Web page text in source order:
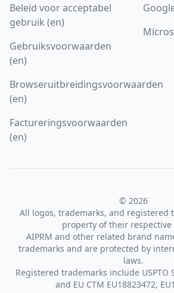
Beleid voor acceptabel
gebruik (en)
Gebruiksvoorwaarden
(en)
Browseruitbreidingsvoorwaarden
(en)
Factureringsvoorwaarden
(en)
© 2026
All logos, trademarks, and registered
property of their respective
AIPRM and other related brand
trademarks and are protected by
laws.
Registered trademarks include USPTO
and EU CTM EU18823472,